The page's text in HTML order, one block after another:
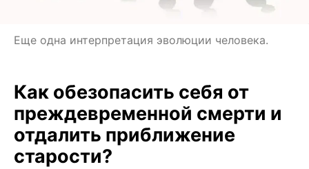
Еще одна интерпретация эволюции человека.
Как обезопасить себя от
преждевременной смерти и
отдалить приближение
старости?